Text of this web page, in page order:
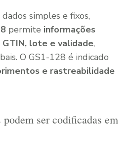
simples e fixos,
permite informações
GTIN, lote e validade,
O GS1-128 é indicado
e rastreabilidade
ser codificadas em